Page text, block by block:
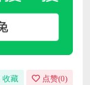
收藏 点赞(0)